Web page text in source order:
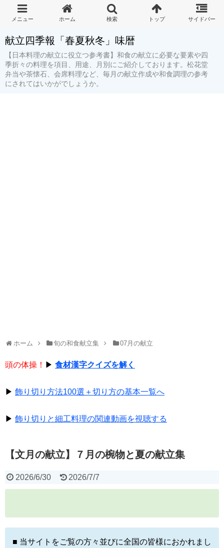
献立四季報「春夏秋冬」味暦
【日本料理の献立に役立つ参考書】和食の献立に必要な要素や四
季折々の料理を項目、用途、月別にご紹介しております。松花堂
弁当や茶懐石、会席料理など、毎月の献立作成や和食調理の参考
にされてはいかがでしょうか。
ホーム 旬の和食献立集 07月の献立
頭の体操！ ▶ 食材漢字クイズを解く
▶ 飾り切り方法100選＋切り方の基本一覧へ
▶ 飾り切りと細工料理の関連動画を視聴する
【文月の献立】７月の椀物と夏の献立集
2026/6/30 2026/7/7
■ 当サイトをご覧の方々並びに全国の皆様におかれまし